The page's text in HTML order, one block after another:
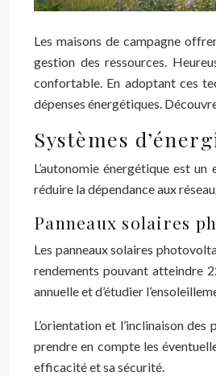
Les maisons de campagne
gestion des ressources.
confortable. En adoptant ces
dépenses énergétiques.
Systèmes
L’autonomie énergétique est
réduire la dépendance aux
Panneaux solaires
Les panneaux solaires
rendements pouvant atteindre
annuelle et d’étudier
L’orientation et l’inclinaison
prendre en compte les
efficacité et sa sécurité.